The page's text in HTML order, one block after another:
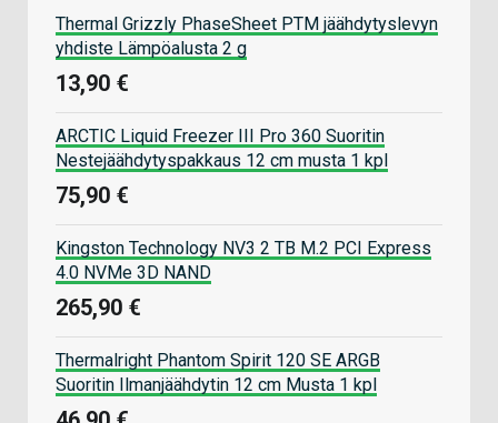
Thermal Grizzly PhaseSheet PTM jäähdytyslevyn
yhdiste Lämpöalusta 2 g
13,90 €
ARCTIC Liquid Freezer III Pro 360 Suoritin
Nestejäähdytyspakkaus 12 cm musta 1 kpl
75,90 €
Kingston Technology NV3 2 TB M.2 PCI Express
4.0 NVMe 3D NAND
265,90 €
Thermalright Phantom Spirit 120 SE ARGB
Suoritin Ilmanjäähdytin 12 cm Musta 1 kpl